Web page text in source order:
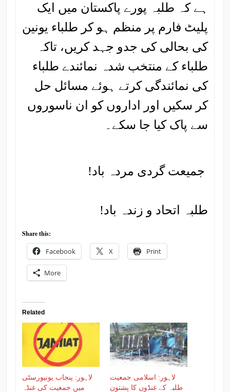
ہے کہ طلبہ پورے پاکستان میں ایک
پلیٹ فارم پر منظم ہو کر طلباء یونین
کی بحالی کی جدو جہد کریں، تاکہ
طلباء کے منتخب شدہ نمائندے طلباء
کی نمائندگی کرتے ہوئے مسائل حل
کر سکیں اور اداروں کو ان ناسوروں
سے پاک کیا جا سکے۔
جمیعت گردی مردہ باد!
طلبہ اتحاد و زندہ باد!
Share this:
Facebook X Print
More
Related
لاہور: پنجاب یونیورسٹی
میں جمعیت کی غنڈہ
لاہور: اسلامی جمعیت
طلبہ کے غنڈوں کا پشتون